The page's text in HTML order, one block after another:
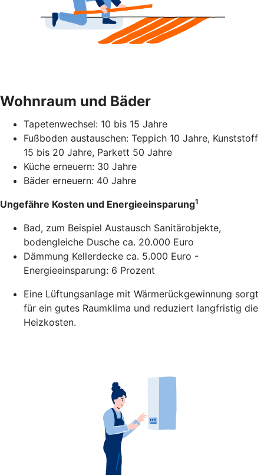
Wohnraum und Bäder
Tapetenwechsel: 10 bis 15 Jahre
Fußboden austauschen: Teppich 10 Jahre, Kunststoff
15 bis 20 Jahre, Parkett 50 Jahre
Küche erneuern: 30 Jahre
Bäder erneuern: 40 Jahre
Ungefähre Kosten und Energieeinsparung1
Bad, zum Beispiel Austausch Sanitärobjekte,
bodengleiche Dusche ca. 20.000 Euro
Dämmung Kellerdecke ca. 5.000 Euro -
Energieeinsparung: 6 Prozent
Eine Lüftungsanlage mit Wärmerückgewinnung sorgt
für ein gutes Raumklima und reduziert langfristig die
Heizkosten.